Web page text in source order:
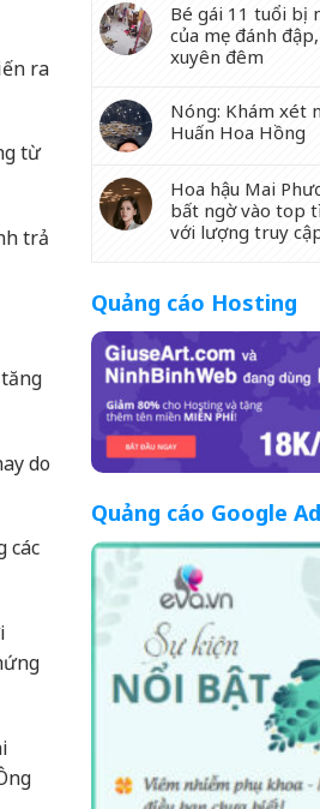
ra
từ
trả
do
các
Bé gái 11 tuổi bị
của mẹ đánh
xuyên đêm
Nóng: Khám xét
Huấn Hoa Hồng
Hoa hậu Mai
bất ngờ vào top
với lượng truy
Quảng cáo Hosting
Quảng cáo Google